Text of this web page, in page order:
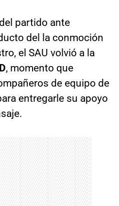
partido ante
del la conmoción
el SAU volvió a la
, momento que
de equipo de
entregarle su apoyo